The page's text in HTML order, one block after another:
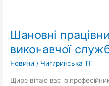
Шановні
виконавчої
Новини / Чигиринська ТГ
Щиро вітаю вас із
державної
служби!